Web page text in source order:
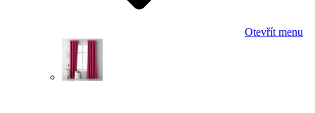
Otevřít menu